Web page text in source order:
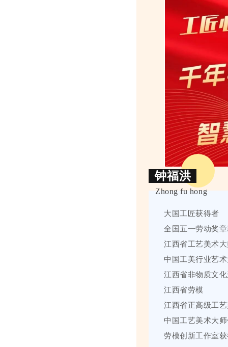
钟福洪
Zhong fu hong
大国工匠获得者
全国五一劳动奖
江西省工艺美术
中国工美行业艺
江西省非物质文
江西省劳模
江西省正高级工
中国工艺美术大
劳模创新工作室